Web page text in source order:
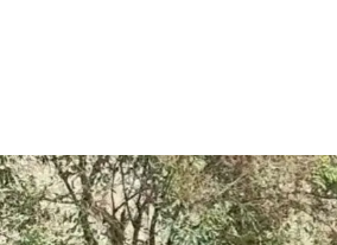
Entertainment
Sports